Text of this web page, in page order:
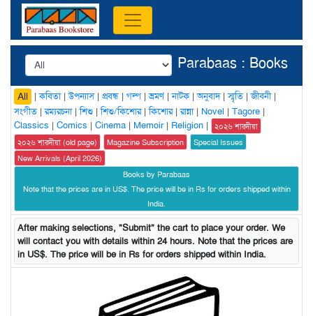
Parabaas : Books
All |কবিতা|উপন্যাস| প্রবন্ধ | গল্প |ভ্রমণ|নাটক |অনুবাদ|স্মৃতি |জীবনী|
সংগীত |রম্যরচনা|শিশু |শিশু/কিশোর|কিশোর|রান্না| Novel | Tagore |
Classics | Comics | Cinema | Memoir| Religion |
২০২৬ শারদীয়া
২০২৬ শারদীয়া (old page)
Magazine Subscription
Special Issues
New Arrivals (April 2026)
Books by Parabaas
Note that the prices are in US$. The price will be in Rs for orders shipped within
India.
After making selections, "Submit" the cart to place your order. We
will contact you with details within 24 hours. Note that the prices are
in US$. The price will be in Rs for orders shipped within India.